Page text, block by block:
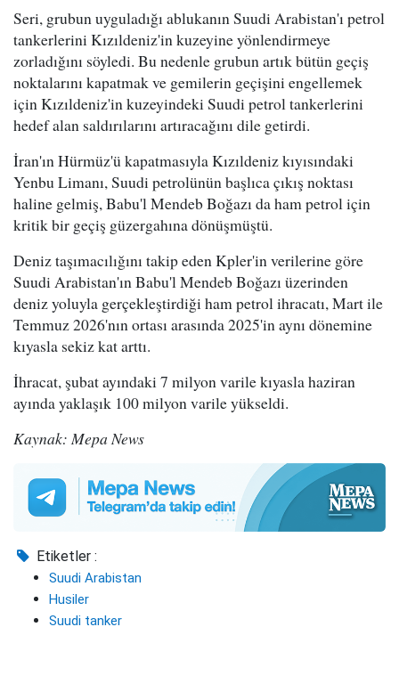
Seri, grubun uyguladığı ablukanın Suudi Arabistan'ı petrol
tankerlerini Kızıldeniz'in kuzeyine yönlendirmeye
zorladığını söyledi. Bu nedenle grubun artık bütün geçiş
noktalarını kapatmak ve gemilerin geçişini engellemek
için Kızıldeniz'in kuzeyindeki Suudi petrol tankerlerini
hedef alan saldırılarını artıracağını dile getirdi.
İran'ın Hürmüz'ü kapatmasıyla Kızıldeniz kıyısındaki
Yenbu Limanı, Suudi petrolünün başlıca çıkış noktası
haline gelmiş, Babu'l Mendeb Boğazı da ham petrol için
kritik bir geçiş güzergahına dönüşmüştü.
Deniz taşımacılığını takip eden Kpler'in verilerine göre
Suudi Arabistan'ın Babu'l Mendeb Boğazı üzerinden
deniz yoluyla gerçekleştirdiği ham petrol ihracatı, Mart ile
Temmuz 2026'nın ortası arasında 2025'in aynı dönemine
kıyasla sekiz kat arttı.
İhracat, şubat ayındaki 7 milyon varile kıyasla haziran
ayında yaklaşık 100 milyon varile yükseldi.
Kaynak: Mepa News
Etiketler :
Suudi Arabistan
Husiler
Suudi tanker